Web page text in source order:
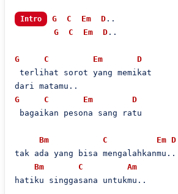
Intro G C Em D..
G
C Em D..
G C Em
D
terlihat sorot yang memikat
G
C Em
D
bagaikan pesona sang ratu
Bm C Em D
tak ada yang bisa mengalahkanmu..
Bm
C
Am
hatiku singgasana untukmu..